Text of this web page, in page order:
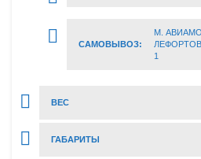
САМОВЫВОЗ:
М.
1
ВЕС
ГАБАРИТЫ